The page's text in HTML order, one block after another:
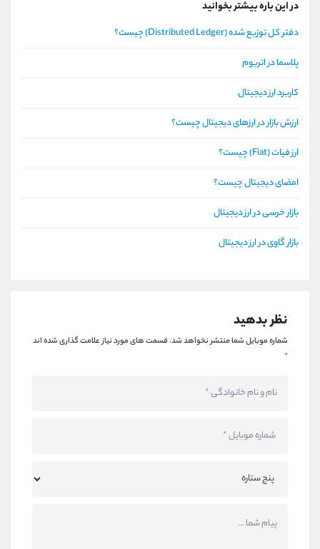
در این باره بیشتر بخوانید
دفتر کل توزیع شده (Distributed Ledger) چیست؟
پلاسما در اتریوم
کاربرد ارز دیجیتال
ارزش بازار در ارزهای دیجیتال چیست؟
ارز فیات (Fiat) چیست؟
امضای دیجیتال چیست؟
بازار خرسی در ارز دیجیتال
بازار گاوی در ارز دیجیتال
نظر بدهید
شماره موبایل شما منتشر نخواهد شد.قسمت های مورد نیاز علامت گذاری شده اند
*